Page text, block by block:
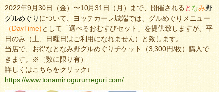
2022年9月30日（金）〜10月31日（月）まで、開催される となみ野
グルめ ぐり について、ヨッテカーレ城端では、グルめぐりメニュー
（DayTime)として「選べるおむすびセット」を提供致しますが、平
日のみ（土、日曜日はご利用になれません）と致します。
当店で、お得なとなみ野グルめぐりチケット（3,300円/枚）購入で
きます。※（数に限り有）
詳しくはこちらをクリック↓
https://www.tonaminogurumeguri.com/